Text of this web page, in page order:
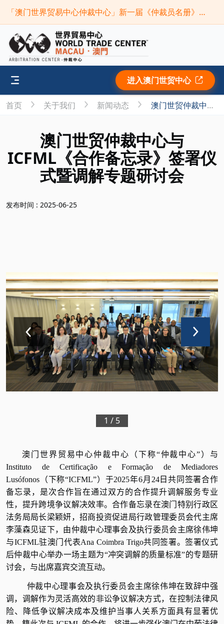
「澳门世界贸易中心仲裁中心」新一届《仲裁员名册》现正接受申请(截止时间：2026年9月30日)
进入澳门世贸中心
首页 关于我们 新闻动态 澳门世贸仲裁中心与ICFML《合作备忘录》签署仪式暨调解专题研讨会
澳门世贸仲裁中心与
ICFML《合作备忘录》签署仪
式暨调解专题研讨会
发布时间 : 2025-06-25
1 / 5
澳门世界贸易中心仲裁中心 （下称“仲裁中心”） 与
Instituto de Certificação e Formação de Mediadores
Lusófonos （下称“ICFML”） 于2025年6月 24日共同签署合作
备忘录，是次合作旨在通过双方的合作提升调解服务专业
性，提升跨境争议解决效率。合作备忘录在澳门特别行政区
法务局局长梁颖妍，招商投资促进局行政管理委员会代主席
李藻森见证下，由仲裁中心理事会及执行委员会主席徐伟坤
与ICFML驻澳门代表Ana Coimbra Trigo共同签署。签署仪式
后仲裁中心举办一场主题为“冲突调解的质量标准”的专题研
讨会，与出席嘉宾交流互动。
仲裁中心理事会及执行委员会主席徐伟坤在致辞中强
调，调解作为灵活高效的非讼争议解决方式，在控制法律风
险、降低争议解决成本及维护当事人关系方面具有显著优